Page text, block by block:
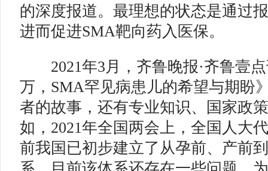
的深度报道。最理想的状态是通过
进而促进SMA靶向药入医保。
2021年3月，齐鲁晚报·齐鲁壹点
万，SMA罕见病患儿的希望与期盼
者的故事，还有专业知识、国家政
如，2021年全国两会上，全国人大
前我国已初步建立了从孕前、产前